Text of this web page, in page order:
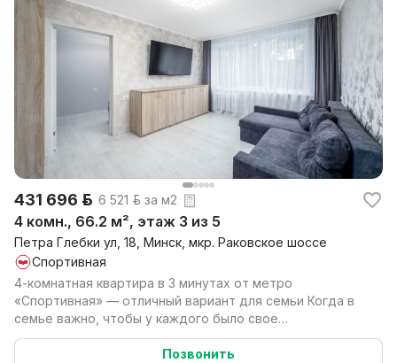
431 696 р. 6 521 р. за м2
4 комн., 66.2 м², этаж 3 из 5
Петра Глебки ул, 18, Минск, мкр. Раковское шоссе
Спортивная
4-комнатная квартира в 3 минутах от метро
«Спортивная» — отличный вариант для семьи Когда в
семье важно, чтобы у каждого было свое
пространство, а дор...
Позвонить